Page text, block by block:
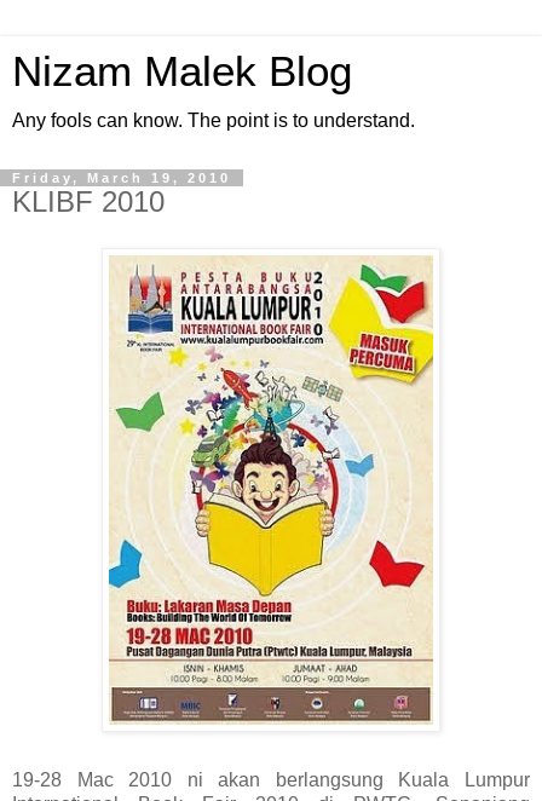
Nizam Malek Blog
Any fools can know. The point is to understand.
Friday, March 19, 2010
KLIBF 2010
19-28 Mac 2010 ni akan berlangsung Kuala Lumpur